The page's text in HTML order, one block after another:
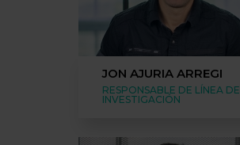
JON AJURIA ARREGI
RESPONSABLE DE LÍNEA DE
INVESTIGACIÓN